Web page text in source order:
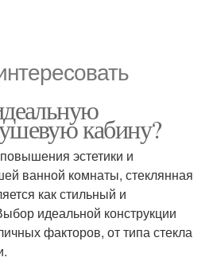
кабину?
эстетики и
ванной комнаты, стеклянная
как стильный и
идеальной конструкции
факторов, от типа стекла